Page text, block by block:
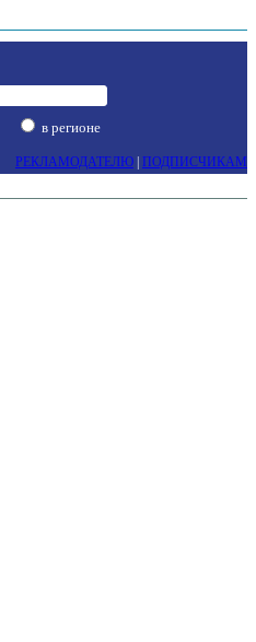
в регионе
РЕКЛАМОДАТЕЛЮ ПОДПИСЧИКАМ